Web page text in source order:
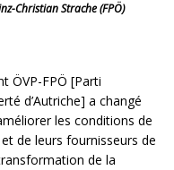
Christian Strache (FPÖ)
ÖVP-FPÖ [Parti
d’Autriche] a changé
les conditions de
de leurs fournisseurs de
de la